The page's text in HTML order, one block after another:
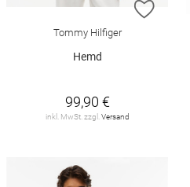
ZUR
Tommy Hilfiger
Hemd
99,90 €
inkl. MwSt. zzgl. Versand